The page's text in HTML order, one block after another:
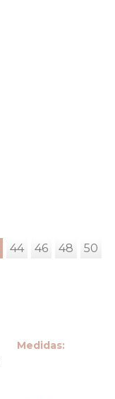
44 46 48 50
Medidas: